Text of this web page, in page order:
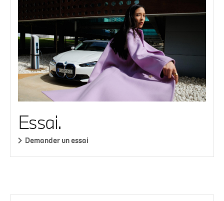
Essai.
Demander un essai